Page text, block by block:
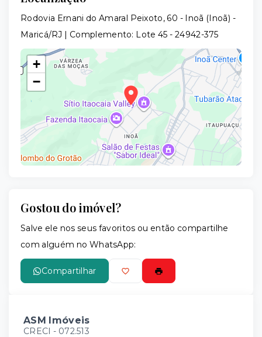
Rodovia Ernani do Amaral Peixoto, 60 - Inoã (Inoã) -
Maricá/RJ | Complemento: Lote 45 - 24942-375
+
−
Gostou do imóvel?
Salve ele nos seus favoritos ou então compartilhe
com alguém no WhatsApp:
Compartilhar
ASM Imóveis
CRECI - 072.513